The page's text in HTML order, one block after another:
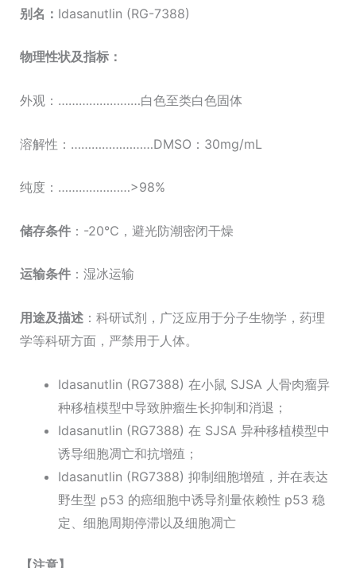
别名 ： Idasanutlin (RG-7388)
物理性状及指标：
外观：……………………白色至类白色固体
溶解性：……………………DMSO：30mg/mL
纯度：…………………>98%
储存条件：-20℃，避光防潮密闭干燥
运输条件：湿冰运输
用途及描述：科研试剂，广泛应用于分子生物学，药理
学等科研方面，严禁用于人体。
Idasanutlin (RG7388) 在小鼠 SJSA 人骨肉瘤异
种移植模型中导致肿瘤生长抑制和消退；
Idasanutlin (RG7388) 在 SJSA 异种移植模型中
诱导细胞凋亡和抗增殖；
Idasanutlin (RG7388) 抑制细胞增殖，并在表达
野生型 p53 的癌细胞中诱导剂量依赖性 p53 稳
定、细胞周期停滞以及细胞凋亡
【注意】